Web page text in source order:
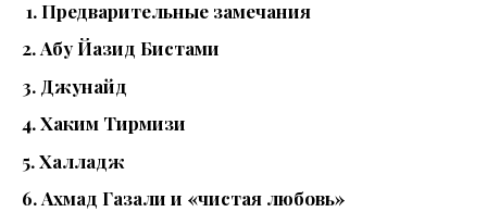
1. Предварительные замечания
2. Абу Йазид Бистами
3. Джунайд
4. Хаким Тирмизи
5. Халладж
6. Ахмад Газали и «чистая любовь»